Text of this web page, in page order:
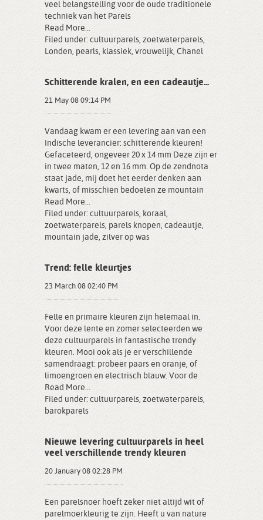
veel belangstelling voor de oude traditionele
techniek van het Parels
Read More...
Filed under: cultuurparels, zoetwaterparels,
Londen, pearls, klassiek, vrouwelijk, Chanel
Schitterende kralen, en een cadeautje...
21 May 08 09:14 PM
Vandaag kwam er een levering aan van een
Indische leverancier: schitterende kleuren!
Gefaceteerd, ongeveer 20 x 14 mm Deze zijn er
in twee maten, 12 en 16 mm. Op de zendnota
staat jade, mij doet het eerder denken aan
kwarts, of misschien bedoelen ze mountain
Read More...
Filed under: cultuurparels, koraal,
zoetwaterparels, parels knopen, cadeautje,
mountain jade, zilver op was
Trend: felle kleurtjes
23 March 08 02:40 PM
Felle en primaire kleuren zijn helemaal in.
Voor deze lente en zomer selecteerden we
deze cultuurparels in fantastische trendy
kleuren. Mooi ook als je er verschillende
samendraagt: probeer paars en oranje, of
limoengroen en electrisch blauw. Voor de
Read More...
Filed under: cultuurparels, zoetwaterparels,
barokparels
Nieuwe levering cultuurparels in heel
veel verschillende trendy kleuren
20 January 08 02:28 PM
Een parelsnoer hoeft zeker niet altijd wit of
parelmoerkleurig te zijn. Heeft u van nature